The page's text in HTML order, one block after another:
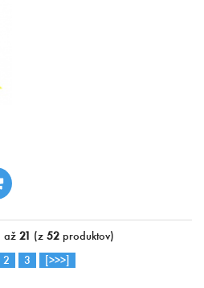
až 21 (z 52 produktov)
2 3 [>>>]